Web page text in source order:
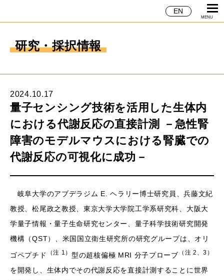
EN
MENU
研究・採択情報
量子センシング技術を活用した生体内に
おける代謝反応の直接計測 －急性腎障
害のモデルマウスにおける腎臓での代謝
反応の可視化に成功－
2024.10.17
岐阜大学のアブデラジム E. ヘラリー博士研究員、兵藤文紀教
授、松尾政之教授、東京大学大学院工学系研究科、大阪大学量子
情報・量子生命研究センター、量子科学技術研究開発機構
（QST）、米国国立衛生研究所の研究グループは、オリゴペプチド
（注 1）型の超核偏極 MRI 分子プローブ （注 2、3）を開発し、生体内
でその代謝反応を直接計測することに世界で初めて成功しまし